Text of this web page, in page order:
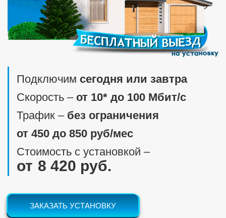
Подключим сегодня или завтра
Скорость ‒ от 10* до 100 Мбит/c
Трафик ‒ без ограничения
от 450 до 850 руб/мес
Стоимость с установкой ‒
8 420 руб.
ЗАКАЗАТЬ УСТАНОВКУ